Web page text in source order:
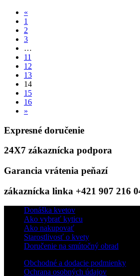
«
1
2
3
…
11
12
13
14
15
16
»
Expresné doručenie
24X7 zákaznícka podpora
Garancia vrátenia peňazí
zákaznícka linka +421 907 216
Donáška kvetov
Ako vybrať kyticu
Ako nakupovať
Starostlivosť o kvety
Doručenie na smútočný obrad
Obchodné a dodacie podmienky
Ochrana osobných údajov